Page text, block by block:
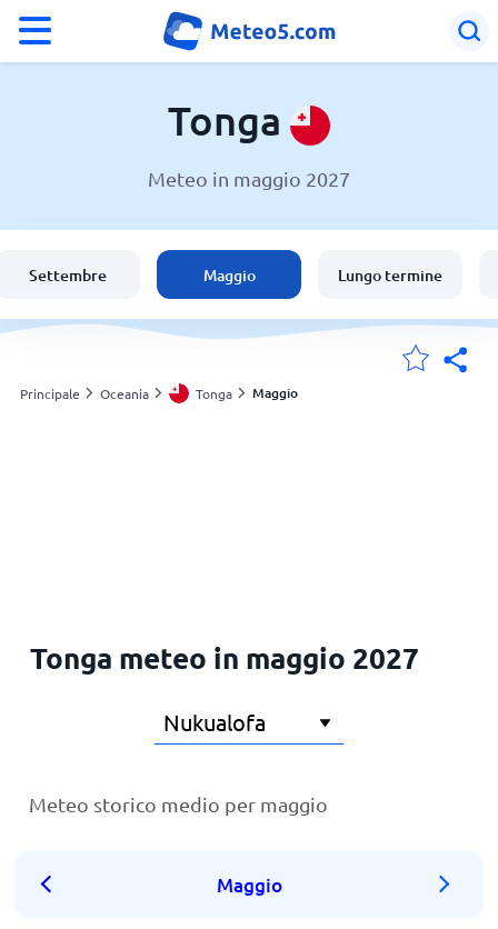
Italia
Svizzera
Tonga
Meteo in maggio 2027
Settembre Maggio Lungo termine
Principale Oceania Tonga Maggio
Tonga meteo in maggio 2027
Meteo storico medio per maggio
Maggio